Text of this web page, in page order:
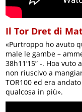
Il Tor Dret di
«Purtroppo ho avuto
male le gambe –
38h11’15” -. Hoa
non riuscivo a
TOR100 ed era
qualcosa in più».